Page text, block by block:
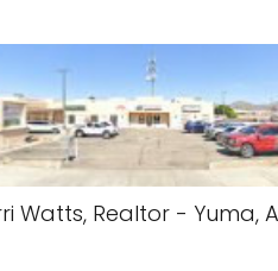
Watts, Realtor - Yuma,